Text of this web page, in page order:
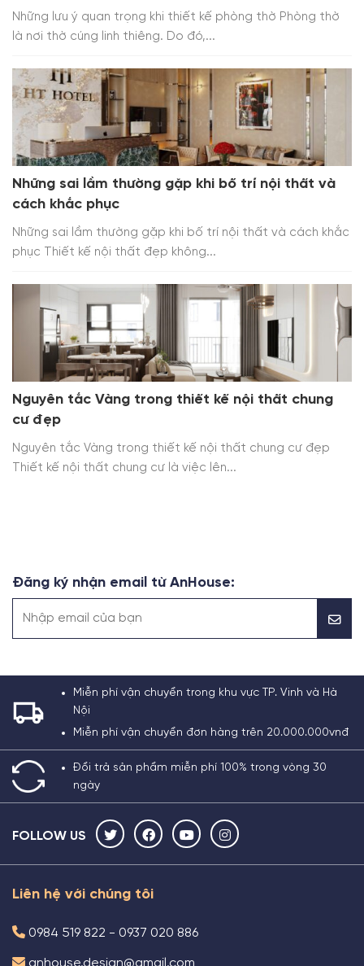
Những lưu ý quan trọng khi thiết kế phòng thờ Phòng thờ
là nơi thờ cúng linh thiêng. Do đó,...
Những sai lầm thường gặp khi bố trí nội thất và
cách khắc phục
Những sai lầm thường gặp khi bố trí nội thất và cách khắc
phục Thiết kế nội thất đẹp không...
Nguyên tắc Vàng trong thiết kế nội thất chung
cư đẹp
Nguyên tắc Vàng trong thiết kế nội thất chung cư đẹp
Thiết kế nội thất chung cư là việc lên...
Đăng ký nhận email từ AnHouse:
Miễn phí vận chuyển trong khu vực TP. Vinh và Hà
Nội
Miễn phí vận chuyển đơn hàng trên 20.000.000vnđ
Đổi trả sản phẩm miễn phí 100% trong vòng 30
ngày
FOLLOW US
Liên hệ với chúng tôi
0984 519 822 - 0937 020 886